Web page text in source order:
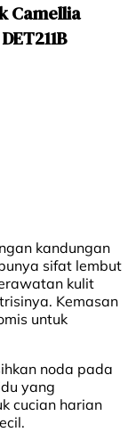
Camellia
kandungan
sifat lembut
kulit
Kemasan
untuk
noda pada
yang
cucian harian